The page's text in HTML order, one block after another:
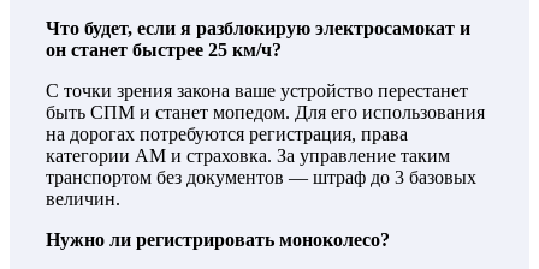
Что будет, если я разблокирую электросамокат и
он станет быстрее 25 км/ч?
С точки зрения закона ваше устройство перестанет
быть СПМ и станет мопедом. Для его использования
на дорогах потребуются регистрация, права
категории АМ и страховка. За управление таким
транспортом без документов — штраф до 3 базовых
величин.
Нужно ли регистрировать моноколесо?